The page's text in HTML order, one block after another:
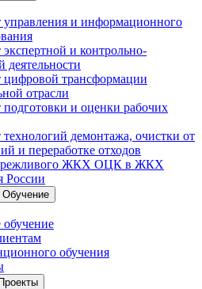
управления и информационного
и контрольно-
деятельности
цифровой трансформации
отрасли
подготовки и оценки рабочих
демонтажа, очистки от
и переработке отходов
ЖКХ ОЦК в ЖКХ
России
Обучение
обучения